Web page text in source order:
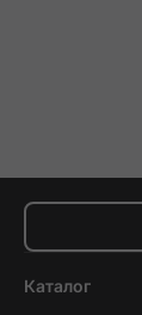
Каталог